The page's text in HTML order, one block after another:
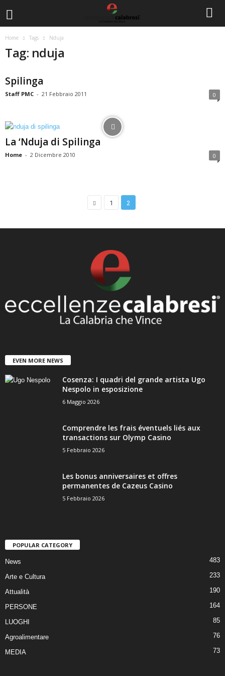
Home Tags Nduja
Tag: nduja
Spilinga
Staff PMC - 21 Febbraio 2011 0
La ‘Nduja di Spilinga
Home - 2 Dicembre 2010 0
1 2
EVEN MORE NEWS
Cosenza: I quadri del grande artista Ugo
Nespolo in esposizione
6 Maggio 2026
Comprendre les frais éventuels liés aux
transactions sur Olymp Casino
5 Febbraio 2026
Les bonus anniversaires et offres
permanentes de Cazeus Casino
5 Febbraio 2026
POPULAR CATEGORY
News 483
Arte e Cultura 233
Attualità 190
PERSONE 164
LUOGHI 85
Agroalimentare 76
MEDIA 73